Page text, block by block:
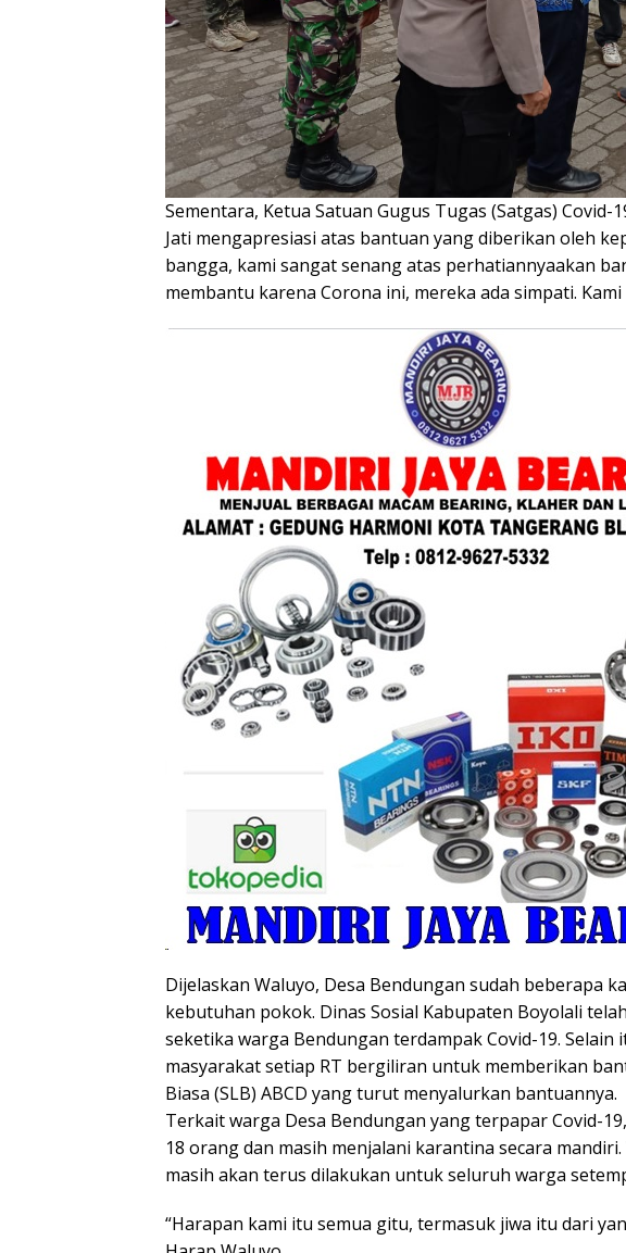
Sementara, Ketua Satuan Gugus Tugas (Satgas) Covid-
Jati mengapresiasi atas bantuan yang diberikan oleh
bangga, kami sangat senang atas perhatiannyaakan
membantu karena Corona ini, mereka ada simpati.
Dijelaskan Waluyo, Desa Bendungan sudah beberapa
kebutuhan pokok. Dinas Sosial Kabupaten Boyolali
seketika warga Bendungan terdampak Covid-19. Selain
masyarakat setiap RT bergiliran untuk memberikan
Biasa (SLB) ABCD yang turut menyalurkan bantuannya.
Terkait warga Desa Bendungan yang terpapar Covid-
18 orang dan masih menjalani karantina secara
masih akan terus dilakukan untuk seluruh warga
“Harapan kami itu semua gitu, termasuk jiwa itu dari